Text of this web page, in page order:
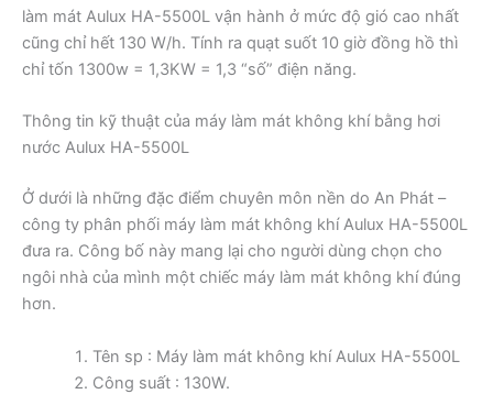
làm mát Aulux HA-5500L vận hành ở mức độ gió cao nhất
cũng chỉ hết 130 W/h. Tính ra quạt suốt 10 giờ đồng hồ thì
chỉ tốn 1300w = 1,3KW = 1,3 “số” điện năng.
Thông tin kỹ thuật của máy làm mát không khí bằng hơi
nước Aulux HA-5500L
Ở dưới là những đặc điểm chuyên môn nền do An Phát –
công ty phân phối máy làm mát không khí Aulux HA-5500L
đưa ra. Công bố này mang lại cho người dùng chọn cho
ngôi nhà của mình một chiếc máy làm mát không khí đúng
hơn.
Tên sp : Máy làm mát không khí Aulux HA-5500L
Công suất : 130W.